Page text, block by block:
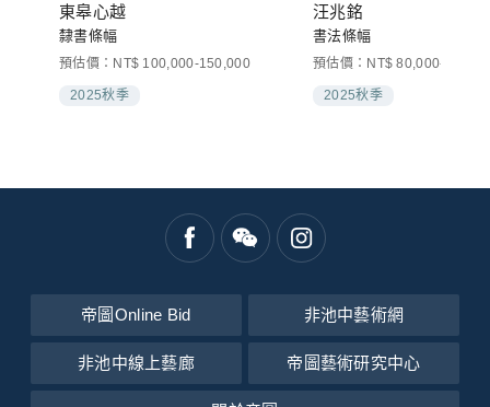
東皋心越
隸書條幅
預估價：NT$ 100,000-150,000
2025秋季
汪兆銘
書法條幅
預估價：NT$ 80,000-
2025秋季
帝圖Online Bid 非池中藝術網
非池中線上藝廊 帝圖藝術研究中心